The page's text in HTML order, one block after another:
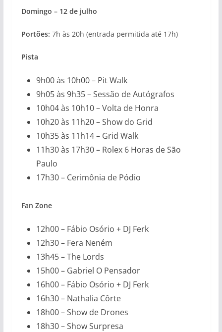
Domingo – 12 de julho
Portões: 7h às 20h (entrada permitida até 17h)
Pista
9h00 às 10h00 – Pit Walk
9h05 às 9h35 – Sessão de Autógrafos
10h04 às 10h10 – Volta de Honra
10h20 às 11h20 – Show do Grid
10h35 às 11h14 – Grid Walk
11h30 às 17h30 – Rolex 6 Horas de São
Paulo
17h30 – Cerimônia de Pódio
Fan Zone
12h00 – Fábio Osório + DJ Ferk
12h30 – Fera Neném
13h45 – The Lords
15h00 – Gabriel O Pensador
16h00 – Fábio Osório + DJ Ferk
16h30 – Nathalia Côrte
18h00 – Show de Drones
18h30 – Show Surpresa